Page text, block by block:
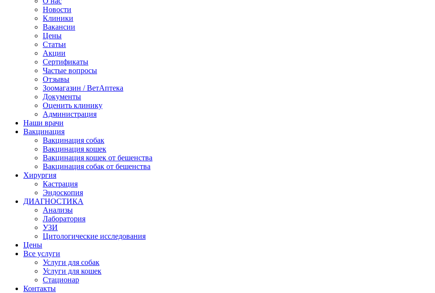
Новости
Клиники
Вакансии
Цены
Статьи
Акции
Сертификаты
Частые вопросы
Отзывы
Зоомагазин / ВетАптека
Документы
Оценить клинику
Администрация
Наши врачи
Вакцинация
Вакцинация собак
Вакцинация кошек
Вакцинация кошек от бешенства
Вакцинация собак от бешенства
Хирургия
Кастрация
Эндоскопия
ДИАГНОСТИКА
Анализы
Лаборатория
УЗИ
Цитологические исследования
Цены
Все услуги
Услуги для собак
Услуги для кошек
Стационар
Контакты